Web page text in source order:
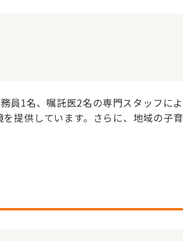
員1名、嘱託医2名の専門スタッフに
提供しています。さらに、地域の子